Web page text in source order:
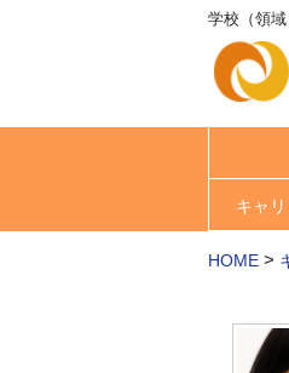
学校（領
キャ
HOME >